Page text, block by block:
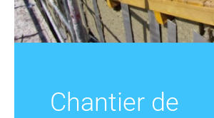
GECOP
Chantier de